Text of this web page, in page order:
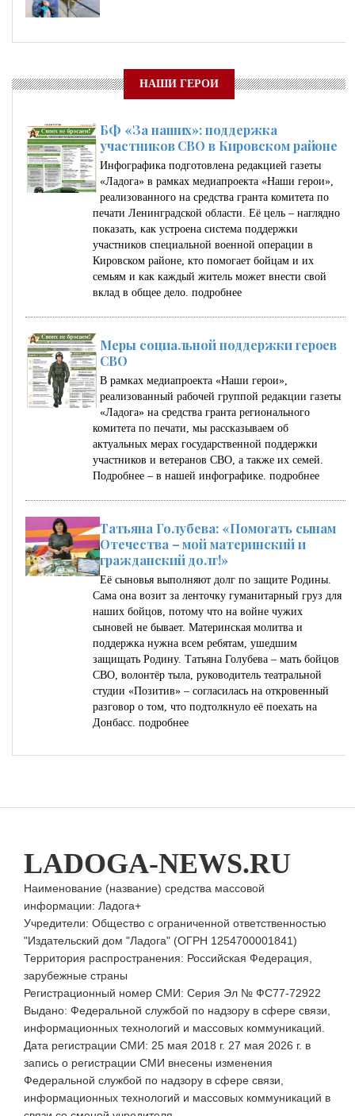
НАШИ ГЕРОИ
БФ «За наших»: поддержка
участников СВО в Кировском районе
Инфографика подготовлена редакцией газеты
«Ладога» в рамках медиапроекта «Наши герои»,
реализованного на средства гранта комитета по
печати Ленинградской области. Её цель – наглядно
показать, как устроена система поддержки
участников специальной военной операции в
Кировском районе, кто помогает бойцам и их
семьям и как каждый житель может внести свой
вклад в общее дело. подробнее
Меры социальной поддержки героев
СВО
В рамках медиапроекта «Наши герои»,
реализованный рабочей группой редакции газеты
«Ладога» на средства гранта регионального
комитета по печати, мы рассказываем об
актуальных мерах государственной поддержки
участников и ветеранов СВО, а также их семей.
Подробнее – в нашей инфографике. подробнее
Татьяна Голубева: «Помогать сынам
Отечества – мой материнский и
гражданский долг!»
Её сыновья выполняют долг по защите Родины.
Сама она возит за ленточку гуманитарный груз для
наших бойцов, потому что на войне чужих
сыновей не бывает. Материнская молитва и
поддержка нужна всем ребятам, ушедшим
защищать Родину. Татьяна Голубева – мать бойцов
СВО, волонтёр тыла, руководитель театральной
студии «Позитив» – согласилась на откровенный
разговор о том, что подтолкнуло её поехать на
Донбасс. подробнее
LADOGA-NEWS.RU
Наименование (название) средства массовой
информации: Ладога+
Учредители: Общество с ограниченной ответственностью
"Издательский дом "Ладога" (ОГРН 1254700001841)
Территория распространения: Российская Федерация,
зарубежные страны
Регистрационный номер СМИ: Серия Эл № ФС77-72922
Выдано: Федеральной службой по надзору в сфере связи,
информационных технологий и массовых коммуникаций.
Дата регистрации СМИ: 25 мая 2018 г. 27 мая 2026 г. в
запись о регистрации СМИ внесены изменения
Федеральной службой по надзору в сфере связи,
информационных технологий и массовых коммуникаций в